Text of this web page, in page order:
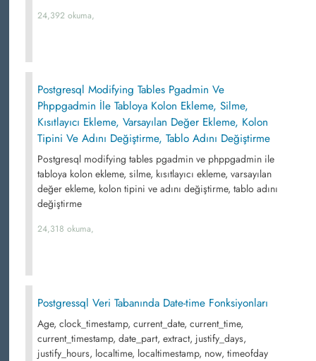
24,392 okuma,
Postgresql Modifying Tables Pgadmin Ve
Phppgadmin İle Tabloya Kolon Ekleme, Silme,
Kısıtlayıcı Ekleme, Varsayılan Değer Ekleme, Kolon
Tipini Ve Adını Değiştirme, Tablo Adını Değiştirme
Postgresql modifying tables pgadmin ve phppgadmin ile
tabloya kolon ekleme, silme, kısıtlayıcı ekleme, varsayılan
değer ekleme, kolon tipini ve adını değiştirme, tablo adını
değiştirme
24,318 okuma,
Postgressql Veri Tabanında Date-time Fonksiyonları
Age, clock_timestamp, current_date, current_time,
current_timestamp, date_part, extract, justify_days,
justify_hours, localtime, localtimestamp, now, timeofday